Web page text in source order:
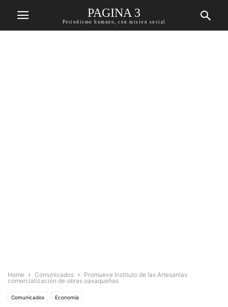
PAGINA 3
Periodismo humano, con mision social
Home Comunicados
Promueve Instituto de las Artesanías
comercialización de obras oaxaqueñas
Comunicados Economía